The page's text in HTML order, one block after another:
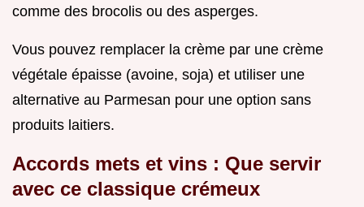
comme des brocolis ou des asperges.
Vous pouvez remplacer la crème par une crème
végétale épaisse (avoine, soja) et utiliser une
alternative au Parmesan pour une option sans
produits laitiers.
Accords mets et vins : Que servir
avec ce classique crémeux